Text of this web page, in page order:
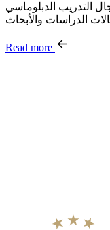
التدريب الدبلوماسي
الدراسات والأبحاث
Read more